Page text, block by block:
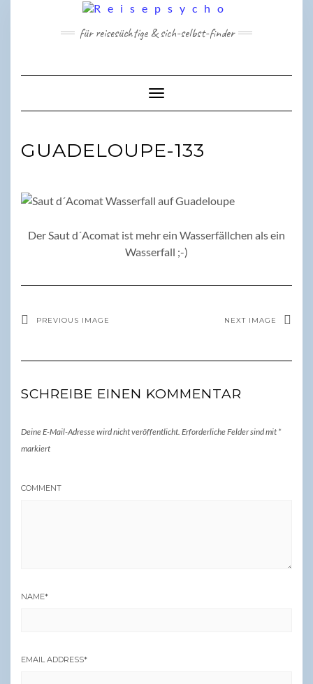
für reisesüchtige & sich-selbst-finder
Toggle Navigation
GUADELOUPE-133
Der Saut d´Acomat ist mehr ein Wasserfällchen als ein
Wasserfall ;-)
PREVIOUS IMAGE NEXT IMAGE
SCHREIBE EINEN KOMMENTAR
Deine E-Mail-Adresse wird nicht veröffentlicht. Erforderliche Felder sind mit *
markiert
COMMENT
NAME*
EMAIL ADDRESS*